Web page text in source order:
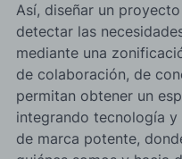
Así, diseñar un
detectar las
mediante una
de colaboración, de
permitan obtener un
integrando tecnología
de marca potente,